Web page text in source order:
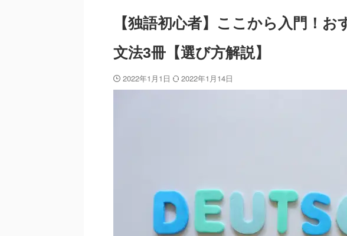
【独語初心者】ここから入門！
文法3冊【選び方解説】
2022年1月1日 2022年1月14日